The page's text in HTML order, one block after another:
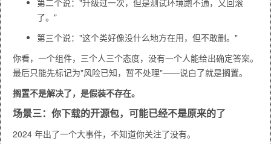
第二个说："升级过一次，但是测试环境跑不通，又回滚
了。"
第三个说："这个类好像没什么地方在用，但不敢删。"
你看，一个组件，三个人三个态度，没有一个人能给出确定答案。
最后只能先标记为"风险已知，暂不处理"——说白了就是搁置。
搁置不是解决了，是假装不存在。
场景三：你下载的开源包，可能已经不是原来的了
2024 年出了一个大事件，不知道你关注了没有。